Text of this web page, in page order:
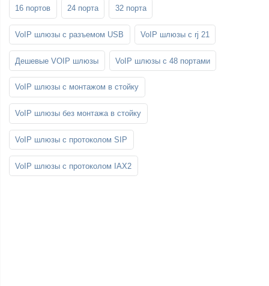
16 портов 24 порта 32 порта
VoIP шлюзы с разъемом USB VoIP шлюзы с rj 21
Дешевые VOIP шлюзы VoIP шлюзы с 48 портами
VoIP шлюзы с монтажом в стойку
VoIP шлюзы без монтажа в стойку
VoIP шлюзы с протоколом SIP
VoIP шлюзы с протоколом IAX2